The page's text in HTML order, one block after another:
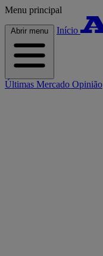
Menu principal
Abrir menu Início
Últimas Mercado Opinião